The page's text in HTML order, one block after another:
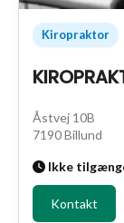
Kiropraktor
Åstvej 10B
7190 Billund
Ikke
Kontakt